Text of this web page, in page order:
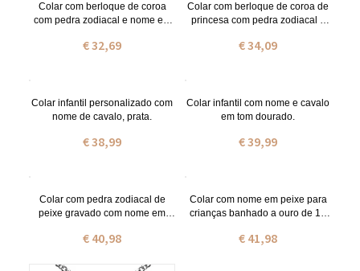
Colar com berloque de coroa
com pedra zodiacal e nome em
€ 32,69
Colar com berloque de coroa de
princesa com pedra zodiacal e
quilates
€ 34,09
Colar infantil personalizado com
nome de cavalo, prata.
€ 38,99
Colar infantil com nome e cavalo
em tom dourado.
€ 39,99
Colar com pedra zodiacal de
peixe gravado com nome em
€ 40,98
Colar com nome em peixe para
crianças banhado a ouro de 18
€ 41,98